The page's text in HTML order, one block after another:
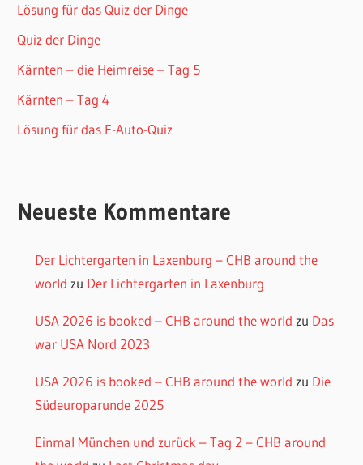
Lösung für das Quiz der Dinge
Quiz der Dinge
Kärnten – die Heimreise – Tag 5
Kärnten – Tag 4
Lösung für das E-Auto-Quiz
Neueste Kommentare
Der Lichtergarten in Laxenburg – CHB around the
world zu Der Lichtergarten in Laxenburg
USA 2026 is booked – CHB around the world zu Das
war USA Nord 2023
USA 2026 is booked – CHB around the world zu Die
Südeuroparunde 2025
Einmal München und zurück – Tag 2 – CHB around